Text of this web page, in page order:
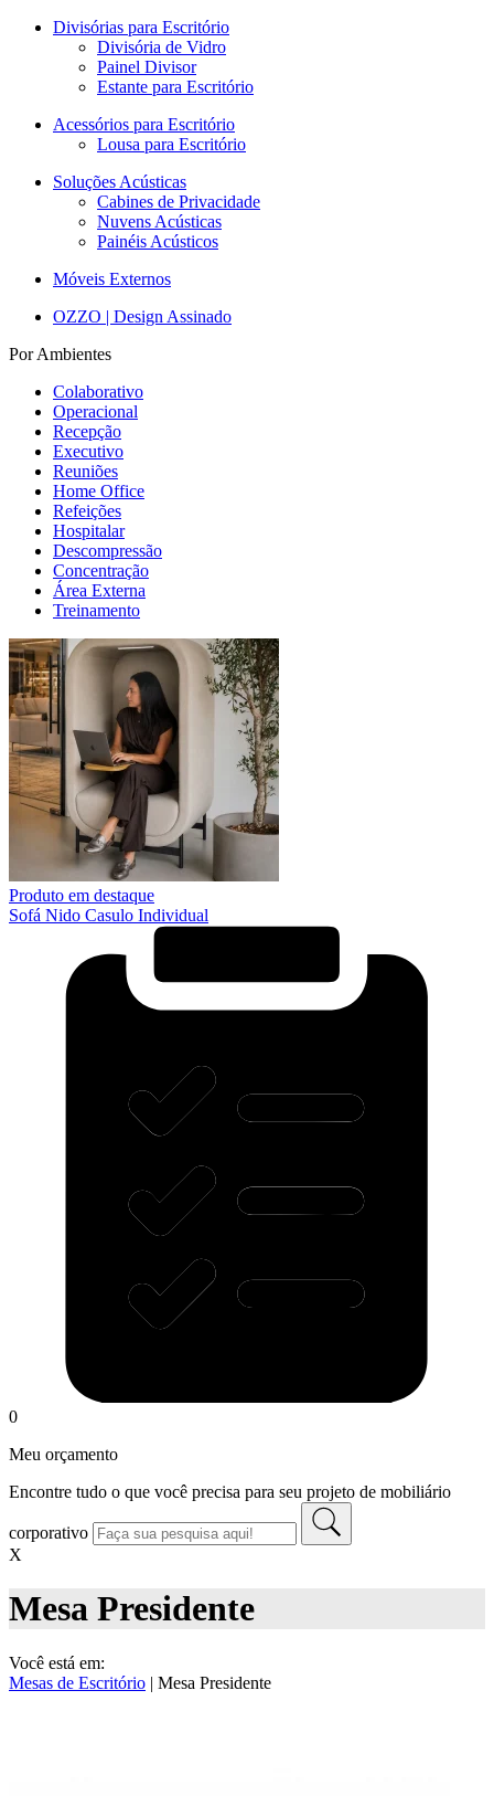
Divisórias para Escritório
Divisória de Vidro
Painel Divisor
Estante para Escritório
Acessórios para Escritório
Lousa para Escritório
Soluções Acústicas
Cabines de Privacidade
Nuvens Acústicas
Painéis Acústicos
Móveis Externos
OZZO | Design Assinado
Por Ambientes
Colaborativo
Operacional
Recepção
Executivo
Reuniões
Home Office
Refeições
Hospitalar
Descompressão
Concentração
Área Externa
Treinamento
Produto em destaque
Sofá Nido Casulo Individual
0
Meu orçamento
Encontre tudo o que você precisa para seu projeto de mobiliário
corporativo
X
Mesa Presidente
Você está em:
Mesas de Escritório | Mesa Presidente